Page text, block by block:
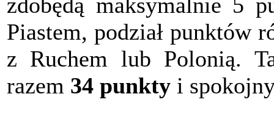
Piastem, podział punktów
z Ruchem lub Polonią.
razem 34 punkty i